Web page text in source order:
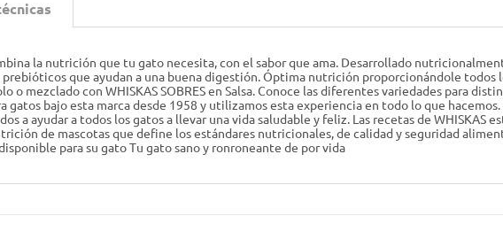
la nutrición que tu gato necesita, con el sabor que ama. Desarrollado
que ayudan a una buena digestión. Óptima nutrición proporcionándole
o mezclado con WHISKAS SOBRES en Salsa. Conoce las diferentes variedades para
gatos bajo esta marca desde 1958 y utilizamos esta experiencia en todo lo que
a ayudar a todos los gatos a llevar una vida saludable y feliz. Las recetas de WHISKAS
de mascotas que define los estándares nutricionales, de calidad y seguridad
para su gato Tu gato sano y ronroneante de por vida